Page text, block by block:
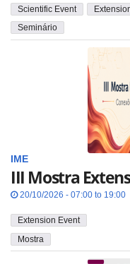
Scientific Event
Seminário
IME
III Mostra
20/10/2026 - 07:00 to 19:00
Extension Event
Mostra